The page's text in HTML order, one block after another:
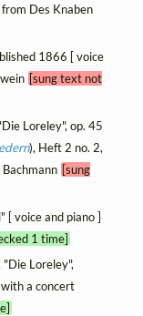
Des Knaben
1866 [ voice
[sung text not
Loreley", op. 45
), Heft 2 no. 2,
[sung
voice and piano ]
1 time]
Loreley",
a concert